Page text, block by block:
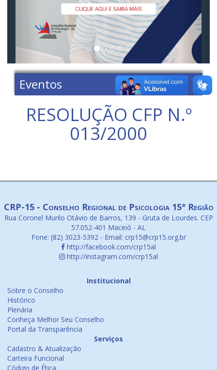
Eventos
RESOLUÇÃO CFP N.º
013/2000
CRP-15 - Conselho Regional de Psicologia 15ª Região
Rua Coronel Murilo Otávio de Barros, 139 - Gruta de Lourdes. CEP
57.052-401 Maceió - AL
Fone: (82) 3023-5392 - Email: crp15@crp15.org.br
http://facebook.com/crp15al
http://instagram.com/crp15al
Institucional
Sobre o Conselho
Histórico
Plenária
Conheça Melhor Seu Conselho
Portal da Transparência
Serviços
Cadastro & Atualização
Carteira Funcional
Código de Ética